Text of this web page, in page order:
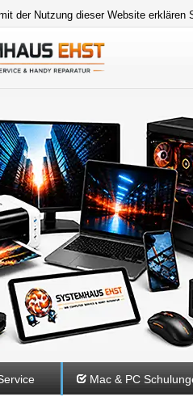
der Nutzung dieser Website
Mac & PC